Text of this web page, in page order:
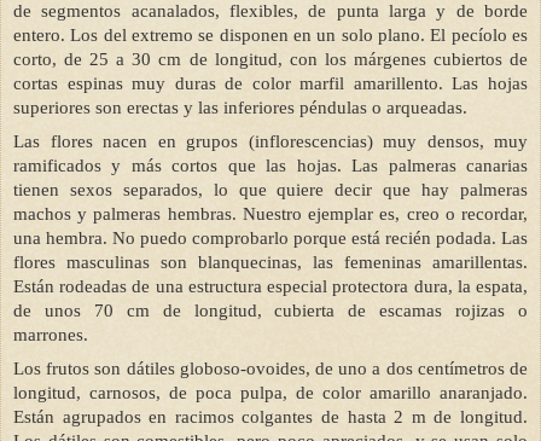
de segmentos acanalados, flexibles, de punta larga y de borde
entero. Los del extremo se disponen en un solo plano. El pecíolo es
corto, de 25 a 30 cm de longitud, con los márgenes cubiertos de
cortas espinas muy duras de color marfil amarillento. Las hojas
superiores son erectas y las inferiores péndulas o arqueadas.
Las flores nacen en grupos (inflorescencias) muy densos, muy
ramificados y más cortos que las hojas. Las palmeras canarias
tienen sexos separados, lo que quiere decir que hay palmeras
machos y palmeras hembras. Nuestro ejemplar es, creo o recordar,
una hembra. No puedo comprobarlo porque está recién podada. Las
flores masculinas son blanquecinas, las femeninas amarillentas.
Están rodeadas de una estructura especial protectora dura, la espata,
de unos 70 cm de longitud, cubierta de escamas rojizas o
marrones.
Los frutos son dátiles globoso-ovoides, de uno a dos centímetros de
longitud, carnosos, de poca pulpa, de color amarillo anaranjado.
Están agrupados en racimos colgantes de hasta 2 m de longitud.